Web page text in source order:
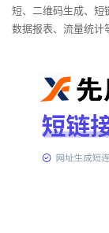
短、二维码生成、短
数据报表、流量统